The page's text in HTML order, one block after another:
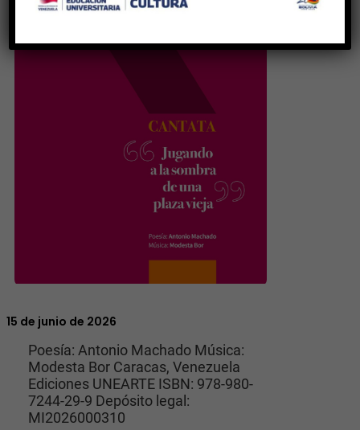
15 de junio de 2026
Poesía: Antonio Machado Música:
Modesta Bor Caracas, Venezuela
Ediciones UNEARTE ISBN: 978-980-
7244-29-9 Depósito legal:
MI2026000310